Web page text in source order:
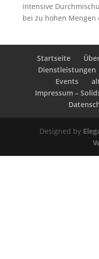
intensive
bei zu hohen Mengen
Startseite
Dienstleistungen
Events
Impressum –
Designed by